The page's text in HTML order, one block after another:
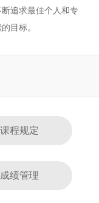
追求最佳个人和专
目标。
课程规定
成绩管理